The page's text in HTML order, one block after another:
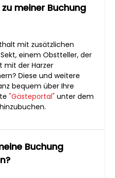
meiner Buchung
mit zusätzlichen
einem Obstteller, der
mit der Harzer
Diese und weitere
bequem über Ihre
"Gästeportal" unter dem
Buchung